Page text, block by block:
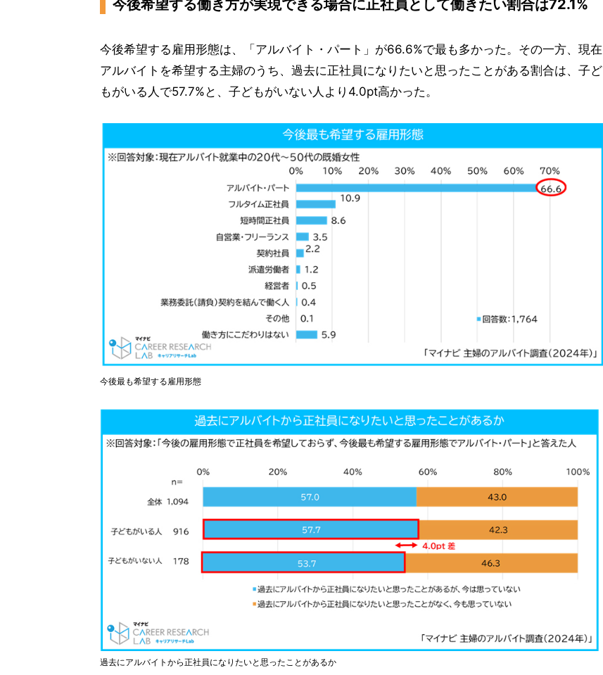
今後希望する働き方が実現できる場合に正社員として働きたい割合は72.1%
今後希望する雇用形態は、「アルバイト・パート」が66.6%で最も多かった。その一方、現在
アルバイトを希望する主婦のうち、過去に正社員になりたいと思ったことがある割合は、子ど
もがいる人で57.7%と、子どもがいない人より4.0pt高かった。
今後最も希望する雇用形態
過去にアルバイトから正社員になりたいと思ったことがあるか